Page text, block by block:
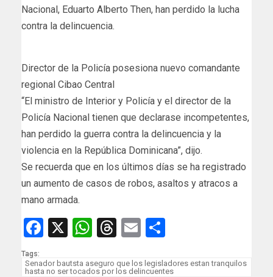
Nacional, Eduarto Alberto Then, han perdido la lucha
contra la delincuencia.
Director de la Policía posesiona nuevo comandante
regional Cibao Central
“El ministro de Interior y Policía y el director de la
Policía Nacional tienen que declarase incompetentes,
han perdido la guerra contra la delincuencia y la
violencia en la República Dominicana”, dijo.
Se recuerda que en los últimos días se ha registrado
un aumento de casos de robos, asaltos y atracos a
mano armada.
Facebook
X WhatsApp
Threads
Email
Tags:
Senador bautsta aseguro que los legisladores estan tranquilos
hasta no ser tocados por los delincuentes